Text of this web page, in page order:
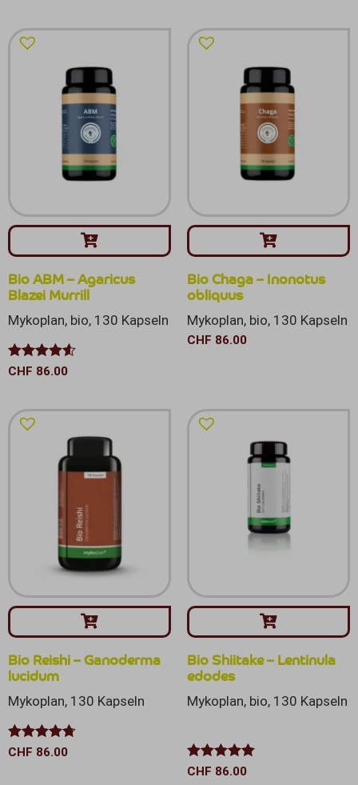
Bio ABM – Agaricus
Blazei Murrill
CHF 86.00
Mykoplan, bio, 130 Kapseln
Bewertet
Bio Chaga – Inonotus
obliquus
CHF 86.00
Mykoplan, bio, 130 Kapseln
Bio Reishi – Ganoderma
lucidum
CHF 86.00
Mykoplan, 130 Kapseln
Bewertet
Bio Shiitake – Lentinula
edodes
CHF 86.00
Mykoplan, bio, 130 Kapseln
Bewertet mit